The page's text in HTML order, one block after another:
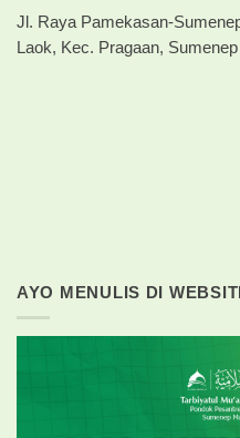
Jl. Raya Pamekasan-
Laok, Kec. Pragaan,
AYO MENULIS DI